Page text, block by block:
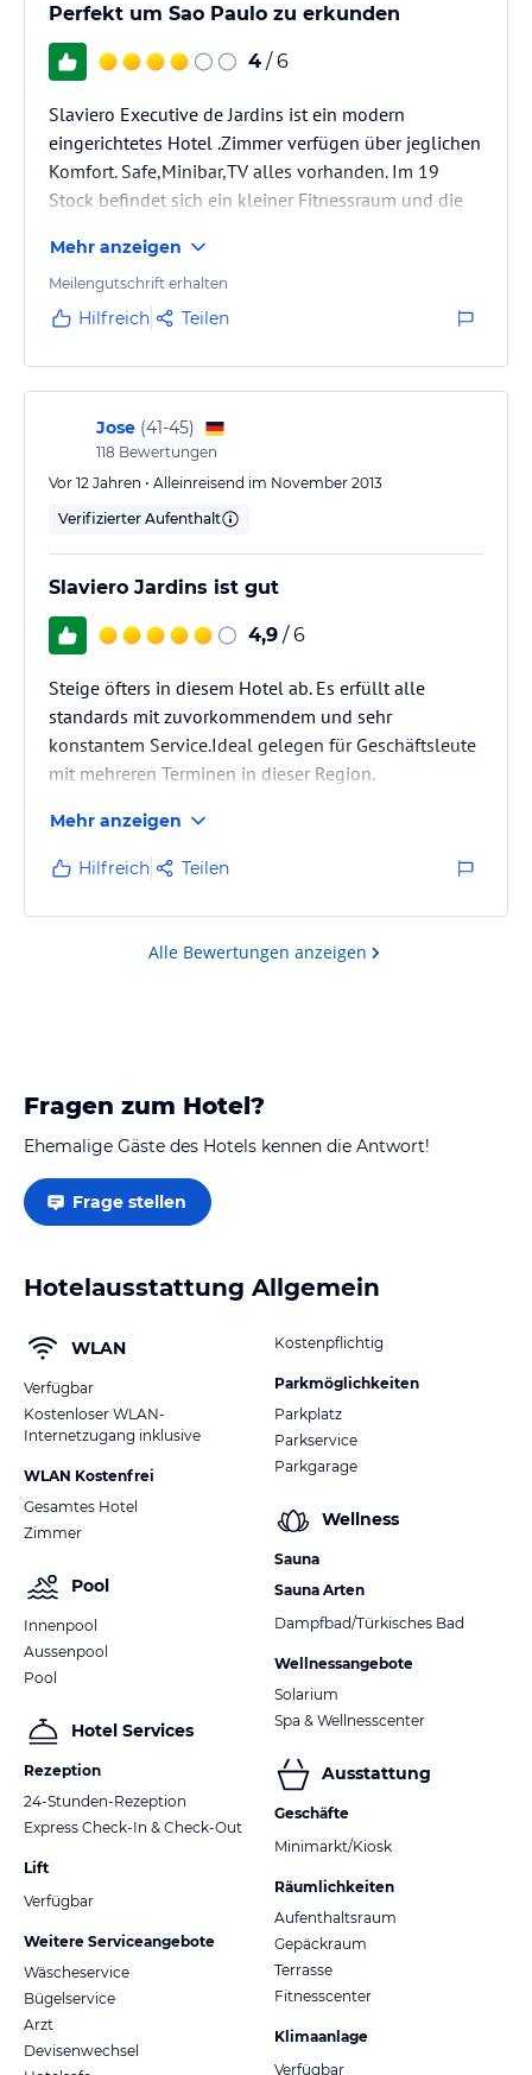
Perfekt um Sao Paulo zu erkunden
4 / 6
Slaviero Executive de Jardins ist ein modern
eingerichtetes Hotel .Zimmer verfügen über jeglichen
Komfort. Safe,Minibar,TV alles vorhanden. Im 19
Stock befindet sich ein kleiner Fitnessraum und die
ansprechend und bieten gehobenen Standard.
Mehr anzeigen
Meilengutschrift erhalten
Hilfreich Teilen
Jose (41-45)
118 Bewertungen
Vor 12 Jahren • Alleinreisend im November 2013
Verifizierter Aufenthalt
Slaviero Jardins ist gut
4,9 / 6
Steige öfters in diesem Hotel ab. Es erfüllt alle
standards mit zuvorkommendem und sehr
konstantem Service.Ideal gelegen für Geschäftsleute
mit mehreren Terminen in dieser Region.
OK, Personal aufmerksam. Alles sauber und sicher.
Jederzeit wieder...
Mehr anzeigen
Hilfreich Teilen
Alle Bewertungen anzeigen
Fragen zum Hotel?
Ehemalige Gäste des Hotels kennen die Antwort!
Frage stellen
Hotelausstattung Allgemein
WLAN
Verfügbar
Kostenloser WLAN-
Internetzugang inklusive
WLAN Kostenfrei
Gesamtes Hotel
Zimmer
Pool
Innenpool
Aussenpool
Pool
Hotel Services
Rezeption
24-Stunden-Rezeption
Express Check-In & Check-Out
Lift
Verfügbar
Weitere Serviceangebote
Wäscheservice
Bügelservice
Arzt
Devisenwechsel
Kostenpflichtig
Parkmöglichkeiten
Parkplatz
Parkservice
Parkgarage
Wellness
Sauna
Sauna Arten
Dampfbad/Türkisches Bad
Wellnessangebote
Solarium
Spa & Wellnesscenter
Ausstattung
Geschäfte
Minimarkt/Kiosk
Räumlichkeiten
Aufenthaltsraum
Gepäckraum
Terrasse
Fitnesscenter
Klimaanlage
Verfügbar